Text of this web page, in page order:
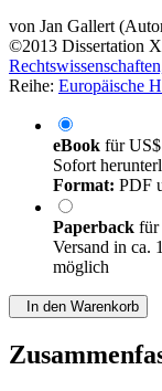
von Jan Gallert
©2013 Dissertation
Reihe: Europäische
eBook für
Sofort
Format: PDF
Paperback für
Versand in ca.
möglich
In den Warenkorb